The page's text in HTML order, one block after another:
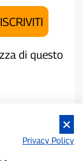
di questo
Privacy Policy